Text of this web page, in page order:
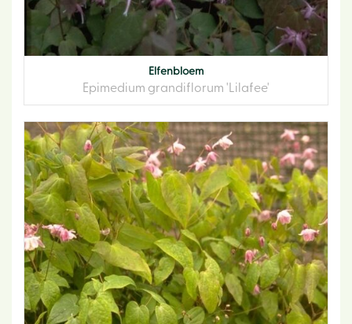
Elfenbloem
Epimedium grandiflorum 'Lilafee'